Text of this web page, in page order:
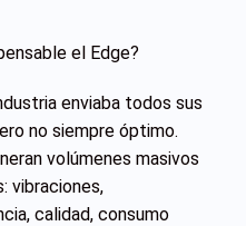
el Edge?
enviaba todos sus
no siempre óptimo.
volúmenes masivos
vibraciones,
calidad, consumo